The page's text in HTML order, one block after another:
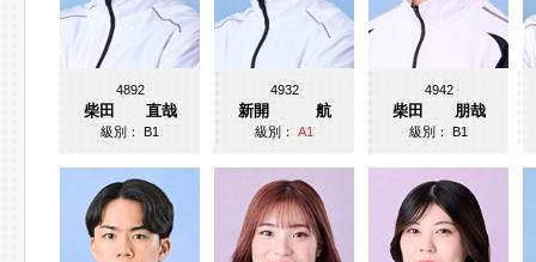
4892
柴田 直哉
級別：B1
4932
新開 航
級別：A1
4942
柴田 朋哉
級別：B1